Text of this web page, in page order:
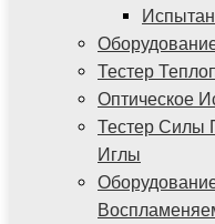
Тестер
Оптическое
Тестер Силы
Иглы